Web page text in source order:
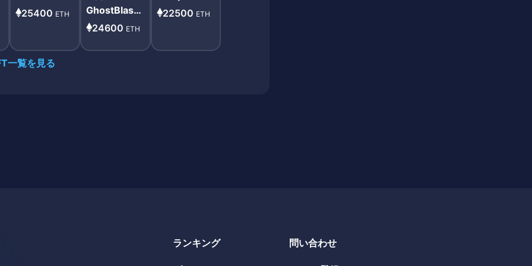
ervant of Evi
l Cult
25400 ETH
GhostBlaste
r Pants - Hal
loween 202
24600 ETH
uth - Hallow
een 2020
22500 ETH
一覧を見る
ランキング 問い合わせ